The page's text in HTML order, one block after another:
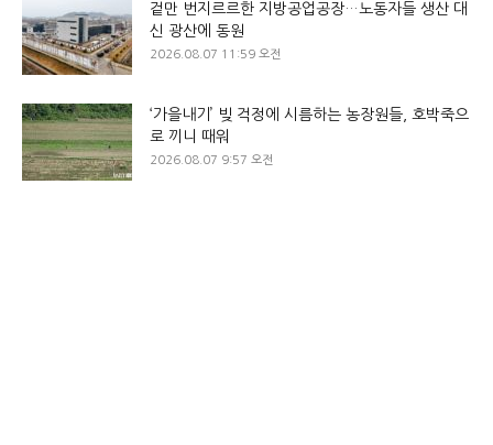
겉만 번지르르한 지방공업공장…노동자들 생산 대
신 광산에 동원
2026.08.07 11:59 오전
‘가을내기’ 빚 걱정에 시름하는 농장원들, 호박죽으
로 끼니 때워
2026.08.07 9:57 오전